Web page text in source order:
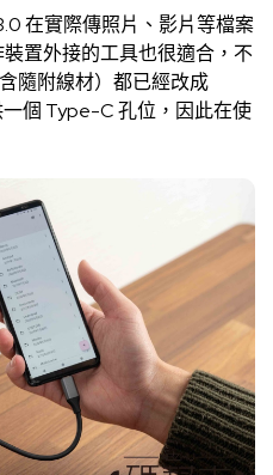
在實際傳照片、影片等檔案
置外接的工具也很適合，不
隨附線材）都已經改成
個 Type-C 孔位，因此在使